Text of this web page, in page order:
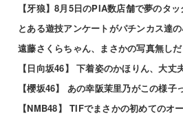
遠藤さくらちゃん、まさかの写真無しだ
【日向坂46】 下着姿のかほりん、大
【櫻坂46】 あの幸阪茉里乃がこの様子
【NMB48】 TIFでまさかの初めてのオ